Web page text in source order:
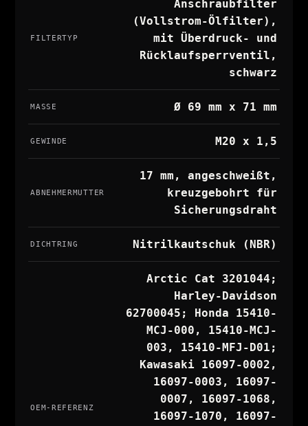
FILTERTYP
Anschraubfilter
(Vollstrom-Ölfilter),
mit Überdruck- und
Rücklaufsperrventil,
schwarz
MASSE Ø 69 mm x 71 mm
GEWINDE M20 x 1,5
ABNEHMERMUTTER
17 mm, angeschweißt,
kreuzgebohrt für
Sicherungsdraht
DICHTRING Nitrilkautschuk (NBR)
OEM-REFERENZ
Arctic Cat 3201044;
Harley-Davidson
62700045; Honda 15410-
MCJ-000, 15410-MCJ-
003, 15410-MFJ-D01;
Kawasaki 16097-0002,
16097-0003, 16097-
0007, 16097-1068,
16097-1070, 16097-